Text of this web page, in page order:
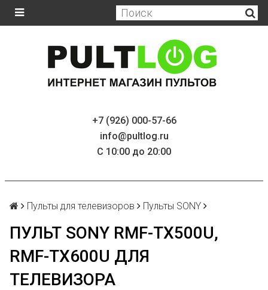
+7 (926) 000-57-66
info@pultlog.ru
С 10:00 до 20:00
Пульты для телевизоров Пульты SONY
ПУЛЬТ SONY RMF-TX500U,
RMF-TX600U ДЛЯ
ТЕЛЕВИЗОРА